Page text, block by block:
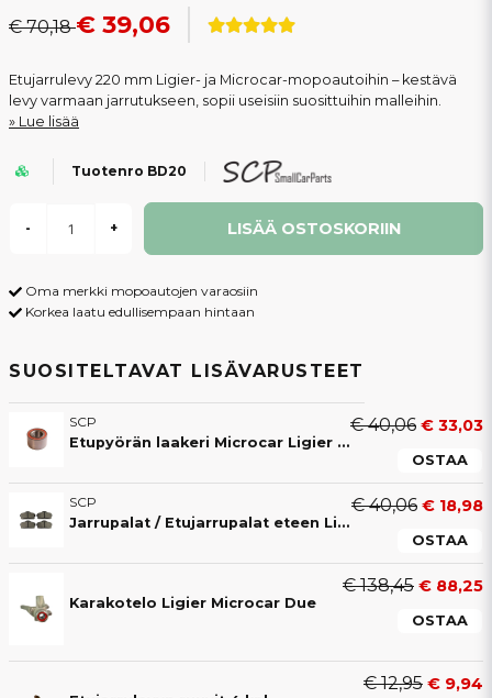
€ 70,18€ 39,06
Etujarrulevy 220 mm Ligier- ja Microcar-mopoautoihin – kestävä
levy varmaan jarrutukseen, sopii useisiin suosittuihin malleihin.
Lue lisää
Tuotenro BD20
- + LISÄÄ OSTOSKORIIN
Oma merkki mopoautojen varaosiin
Korkea laatu edullisempaan hintaan
SUOSITELTAVAT LISÄVARUSTEET
SCP
Etupyörän laakeri Microcar Ligier Chatenet Jdm Aixam Casalini Bellier 30x60x37 mm
€ 40,06 € 33,03
OSTAA
SCP
Jarrupalat / Etujarrupalat eteen Ligier Microcar Chatenet JDM
€ 40,06 € 18,98
OSTAA
Karakotelo Ligier Microcar Due
€ 138,45 € 88,25
OSTAA
€ 12,95 € 9,94